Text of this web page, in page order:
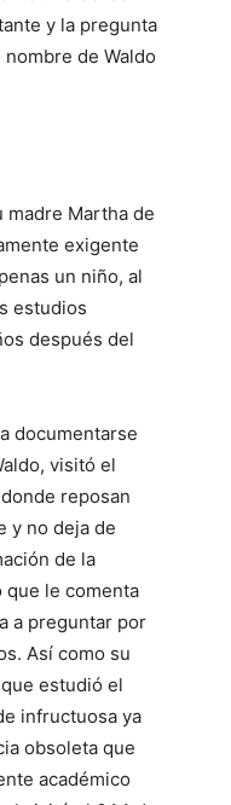
y la pregunta
de Waldo
madre Martha de
exigente
un niño, al
estudios
después del
documentarse
visitó el
reposan
y no deja de
de la
que le comenta
a preguntar por
Así como su
estudió el
infructuosa ya
obsoleta que
académico